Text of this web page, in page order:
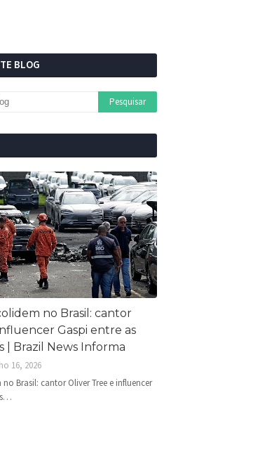
BLOG
no Brasil: cantor
Gaspi entre as
| Brazil News Informa
16, 2026
Brasil: cantor Oliver Tree e influencer